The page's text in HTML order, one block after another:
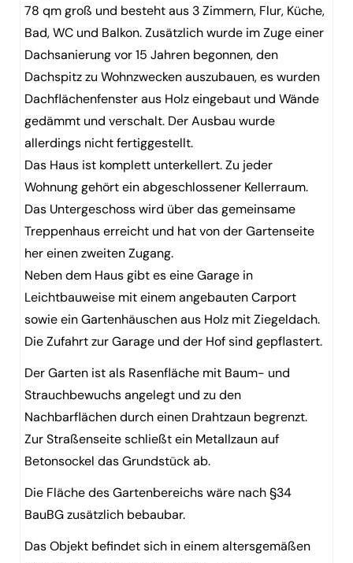
78 qm groß und besteht aus 3 Zimmern, Flur, Küche,
Bad, WC und Balkon. Zusätzlich wurde im Zuge einer
Dachsanierung vor 15 Jahren begonnen, den
Dachspitz zu Wohnzwecken auszubauen, es wurden
Dachflächenfenster aus Holz eingebaut und Wände
gedämmt und verschalt. Der Ausbau wurde
allerdings nicht fertiggestellt.
Das Haus ist komplett unterkellert. Zu jeder
Wohnung gehört ein abgeschlossener Kellerraum.
Das Untergeschoss wird über das gemeinsame
Treppenhaus erreicht und hat von der Gartenseite
her einen zweiten Zugang.
Neben dem Haus gibt es eine Garage in
Leichtbauweise mit einem angebauten Carport
sowie ein Gartenhäuschen aus Holz mit Ziegeldach.
Die Zufahrt zur Garage und der Hof sind gepflastert.
Der Garten ist als Rasenfläche mit Baum- und
Strauchbewuchs angelegt und zu den
Nachbarflächen durch einen Drahtzaun begrenzt.
Zur Straßenseite schließt ein Metallzaun auf
Betonsockel das Grundstück ab.
Die Fläche des Gartenbereichs wäre nach §34
BauBG zusätzlich bebaubar.
Das Objekt befindet sich in einem altersgemäßen